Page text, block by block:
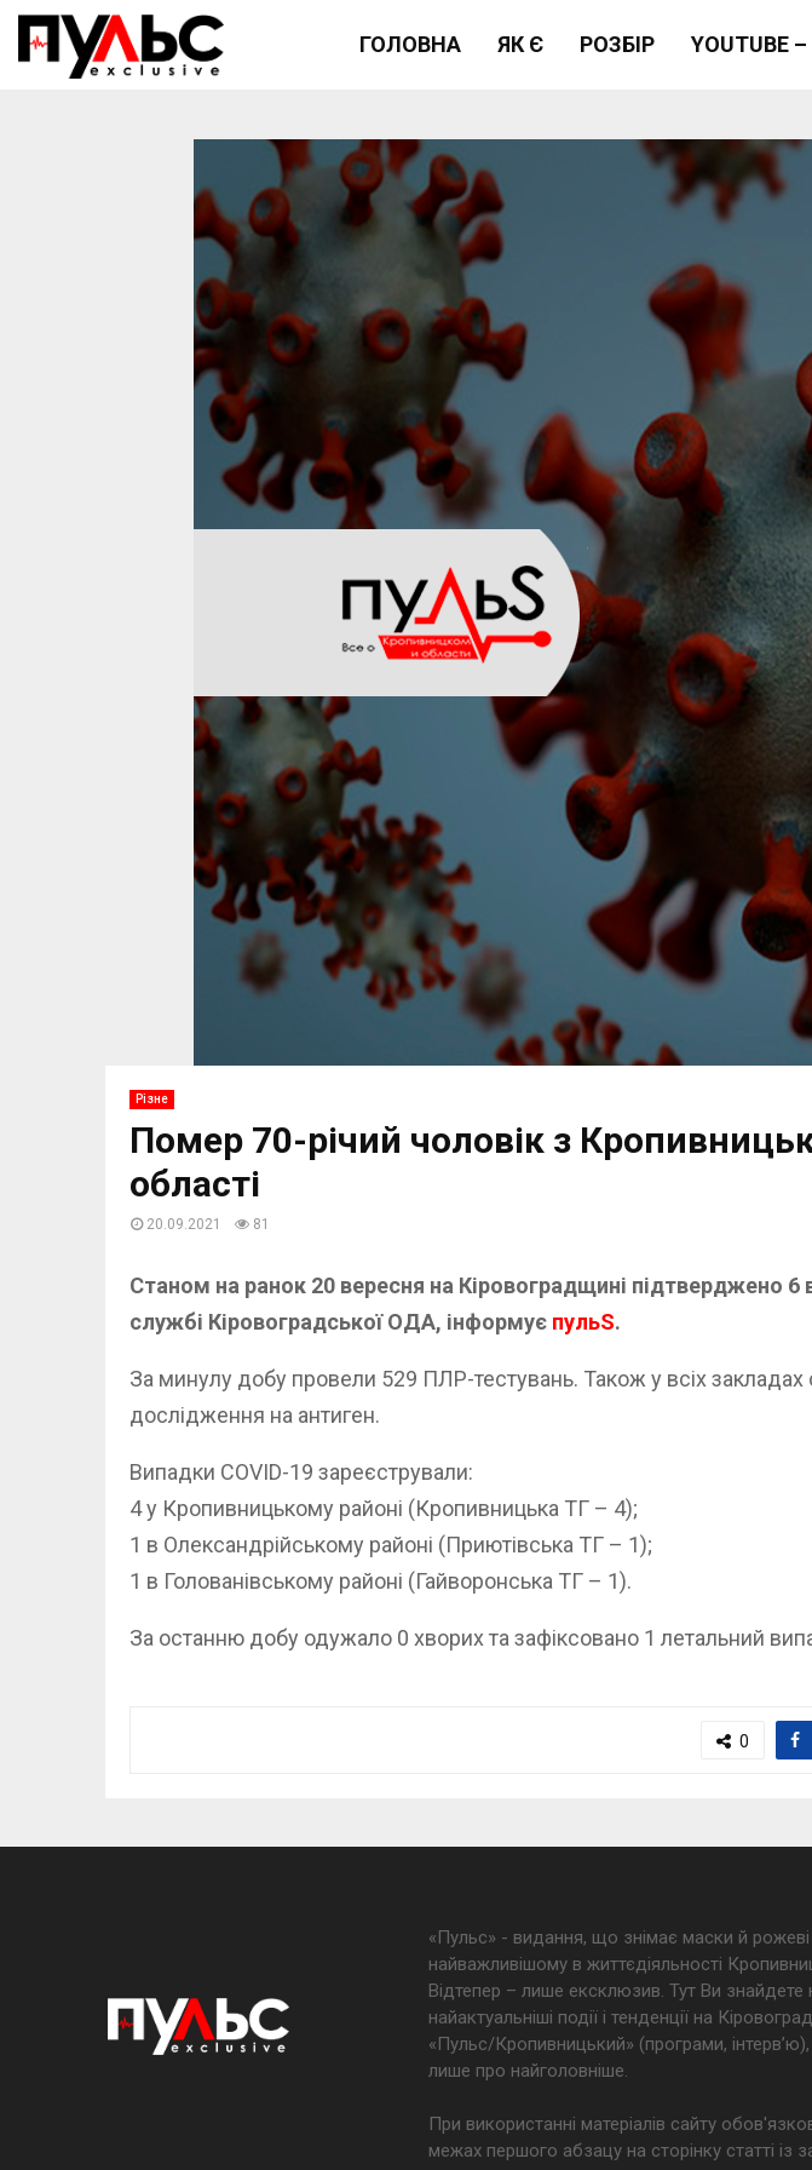
ГОЛОВНА ЯК Є РОЗБІР YOUTUBE
Різне
Помер 70-річий чоловік з
області
20.09.2021 81
Станом на ранок 20 вересня на Кіровоградщині підтверджено
службі Кіровоградської ОДА, інформує пульS.
За минулу добу провели 529 ПЛР-тестувань. Також у всіх
дослідження на антиген.
Випадки COVID-19 зареєстрували:
4 у Кропивницькому районі (Кропивницька ТГ – 4);
1 в Олександрійському районі (Приютівська ТГ – 1);
1 в Голованівському районі (Гайворонська ТГ – 1).
За останню добу одужало 0 хворих та зафіксовано 1 летальний
0
«Пульс» - видання, що знімає маски й
найважливішому в життєдіяльності
Відтепер – лише ексклюзив. Тут Ви знайдете
найактуальніші події і тенденції на
«Пульс/Кропивницький» (програми,
лише про найголовніше.
При використанні матеріалів сайту
межах першого абзацу на сторінку статті із